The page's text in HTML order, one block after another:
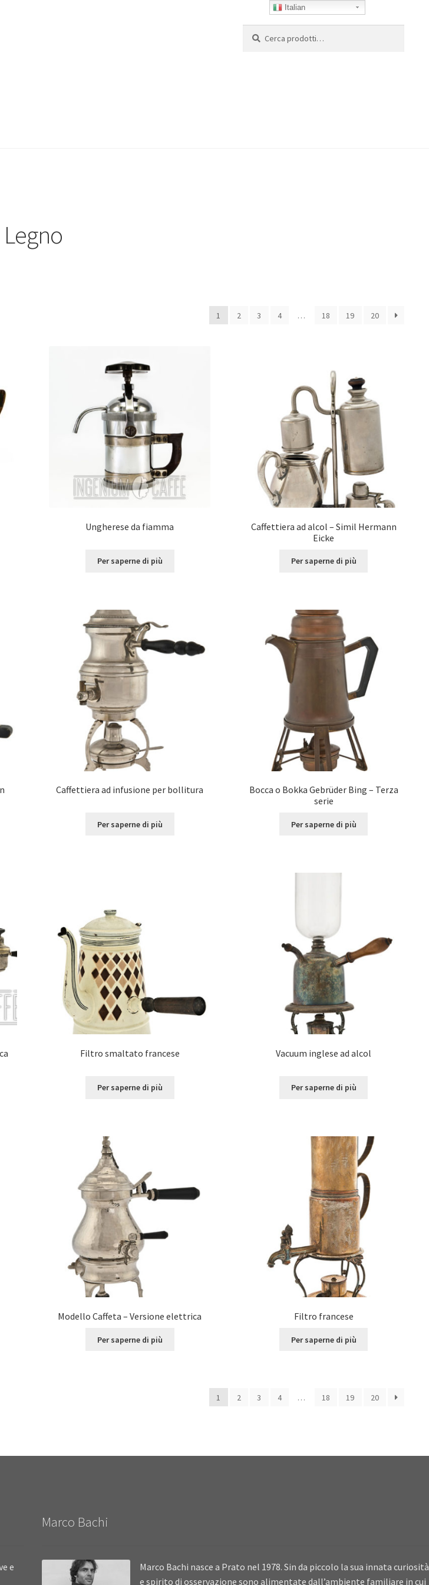
Legno
1 2 3 4 … 18 19 20
Ungherese da fiamma
Per saperne di più
Caffettiera ad alcol – Simil Hermann
Eicke
Per saperne di più
Caffettiera ad infusione per bollitura
Per saperne di più
Bocca o Bokka Gebrüder Bing – Terza
serie
Per saperne di più
Filtro smaltato francese
Per saperne di più
Vacuum inglese ad alcol
Per saperne di più
Modello Caffeta – Versione elettrica
Per saperne di più
Filtro francese
Per saperne di più
1 2 3 4 … 18 19 20
e
Marco Bachi
Marco Bachi nasce a Prato nel 1978. Sin da piccolo la sua innata curiosità
e spirito di osservazione sono alimentate dall’ambiente familiare in cui
Italian